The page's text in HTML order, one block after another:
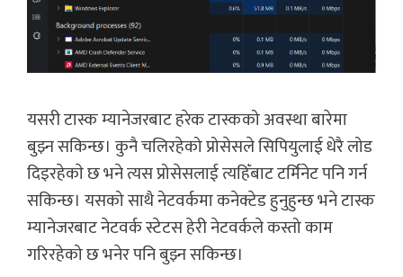
यसरी टास्क म्यानेजरबाट हरेक टास्कको अवस्था बारेमा
बुझ्न सकिन्छ। कुनै चलिरहेको प्रोसेसले सिपियुलाई धेरै लोड
दिइरहेकाे छ भने त्यस प्रोसेसलाई त्यहिँबाट टर्मिनेट पनि गर्न
सकिन्छ। यसको साथै नेटवर्कमा कनेक्टेड हुनुहुन्छ भने टास्क
म्यानेजरबाट नेटवर्क स्टेटस हेरी नेटवर्कले कस्तो काम
गरिरहेको छ भनेर पनि बुझ्न सकिन्छ।